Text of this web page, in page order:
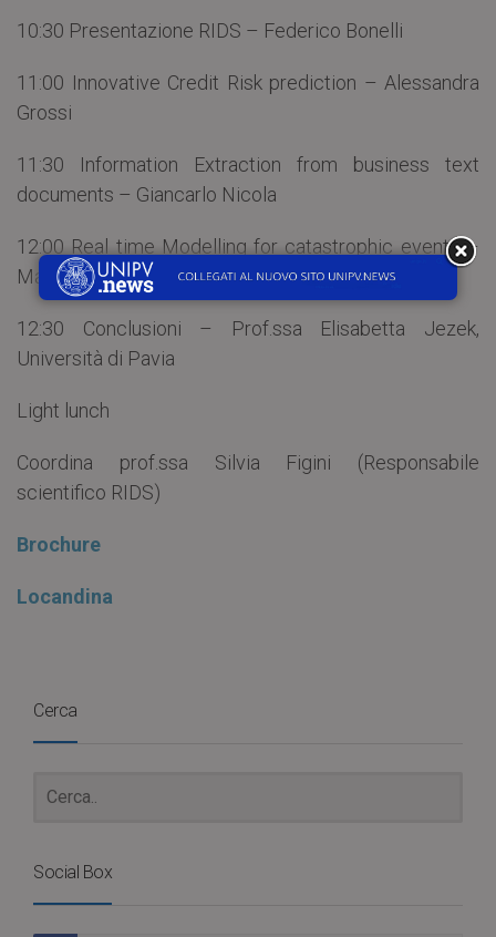
10:30 Presentazione RIDS – Federico Bonelli
11:00 Innovative Credit Risk prediction – Alessandra
Grossi
11:30 Information Extraction from business text
documents – Giancarlo Nicola
12:00 Real time Modelling for catastrophic events –
Marta Galvani
12:30 Conclusioni – Prof.ssa Elisabetta Jezek,
Università di Pavia
Light lunch
Coordina prof.ssa Silvia Figini (Responsabile
scientifico RIDS)
Brochure
Locandina
Cerca
Social Box